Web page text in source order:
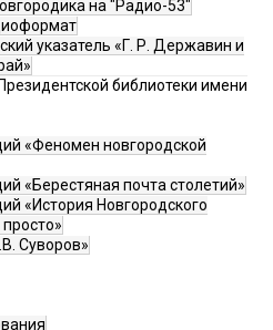
на "Радио-53"
указатель «Г. Р. Державин и
библиотеки имени
«Феномен новгородской
«Берестяная почта столетий»
«История Новгородского
Суворов»